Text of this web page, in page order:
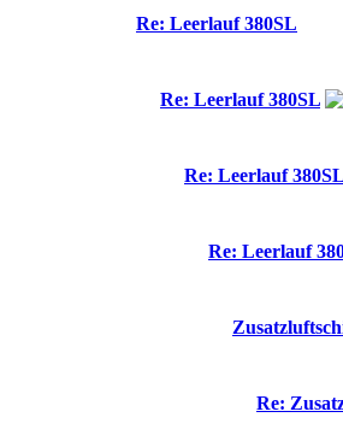
Re: Leerlauf 380SL
Re: Leerlauf 380SL
Re: Leerlauf 380SL
Re: Leerlauf
Re: